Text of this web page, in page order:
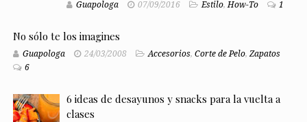
Guapologa 07/09/2016 Estilo,How-To 1
No sólo te los imagines
Guapologa 24/03/2008 Accesorios, Corte de Pelo, Zapatos
6
6 ideas de desayunos y snacks para la vuelta a
clases